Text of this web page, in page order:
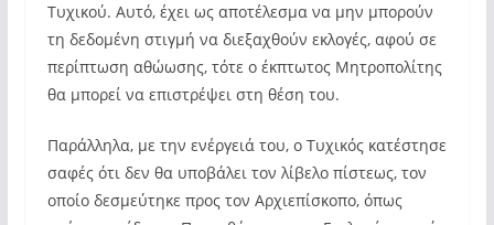
Τυχικού. Αυτό, έχει ως αποτέλεσμα να μην μπορούν
τη δεδομένη στιγμή να διεξαχθούν εκλογές, αφού σε
περίπτωση αθώωσης, τότε ο έκπτωτος Μητροπολίτης
θα μπορεί να επιστρέψει στη θέση του.
Παράλληλα, με την ενέργειά του, ο Τυχικός κατέστησε
σαφές ότι δεν θα υποβάλει τον λίβελο πίστεως, τον
οποίο δεσμεύτηκε προς τον Αρχιεπίσκοπο, όπως